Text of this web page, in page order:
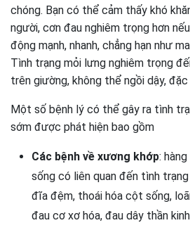
chóng. Bạn có thể cảm thấy khó
người, cơn đau nghiêm trọng hơn
động mạnh, nhanh, chẳng hạn như
Tình trạng mỏi lưng nghiêm trọng
trên giường, không thể ngồi dậy,
Một số bệnh lý có thể gây ra tình
sớm được phát hiện bao gồm
Các bệnh về xương khớp:
sống có liên quan đến tình
đĩa đệm, thoái hóa cột sống,
đau cơ xơ hóa, đau dây thần